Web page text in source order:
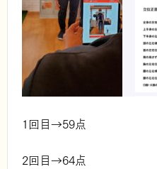
1回目→59点
2回目→64点